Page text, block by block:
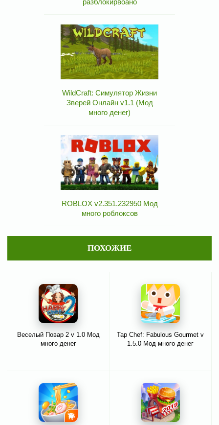
разблокирвоано
WildCraft: Симулятор Жизни
Зверей Онлайн v1.1 (Мод
много денег)
ROBLOX v2.351.232950 Мод
много роблоксов
ПОХОЖИЕ
Веселый Повар 2 v 1.0 Мод
много денег
Tap Chef: Fabulous Gourmet v
1.5.0 Мод много денег